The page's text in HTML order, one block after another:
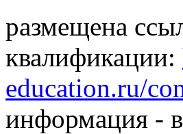
размещена
квалификации:
education.ru/
информация -